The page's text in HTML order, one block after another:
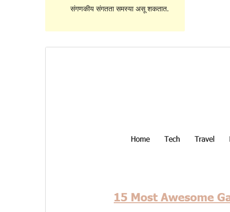
संगणकीय संगतता समस्या असू शकतात.